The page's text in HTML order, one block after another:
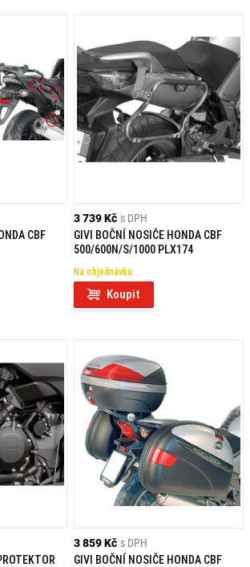
CBF
3 739 Kč s DPH
GIVI BOČNÍ NOSIČE HONDA CBF
500/600N/S/1000 PLX174
Na objednávku
Koupit
3 859 Kč s DPH
GIVI BOČNÍ NOSIČE HONDA CBF